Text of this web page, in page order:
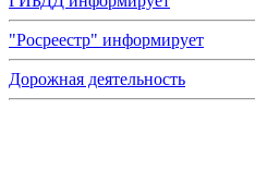
"Росреестр" информирует
Дорожная деятельность